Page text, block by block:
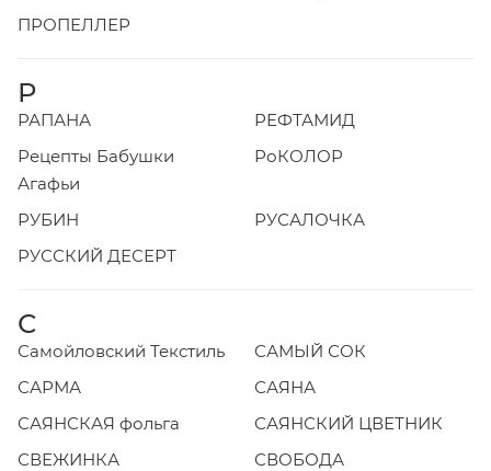
ПРОПЕЛЛЕР
Р
РАПАНА
РЕФТАМИД
Рецепты Бабушки
Агафьи
РоКОЛОР
РУБИН
РУСАЛОЧКА
РУССКИЙ ДЕСЕРТ
С
Самойловский Текстиль
САМЫЙ СОК
САРМА
САЯНА
САЯНСКАЯ фольга
САЯНСКИЙ ЦВЕТНИК
СВЕЖИНКА
СВОБОДА